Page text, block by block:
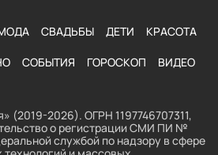
СВАДЬБЫ ДЕТИ КРАСОТА
СОБЫТИЯ ГОРОСКОП ВИДЕО
(2019-2026). ОГРН 1197746707311,
о регистрации СМИ ПИ №
службой по надзору в сфере